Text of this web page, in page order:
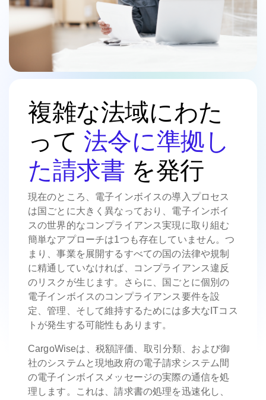
複雑な法域にわた
って 法令に準拠し
た請求書 を発行
現在のところ、電子インボイスの導入プロセス
は国ごとに大きく異なっており、電子インボイ
スの世界的なコンプライアンス実現に取り組む
簡単なアプローチは1つも存在していません。つ
まり、事業を展開するすべての国の法律や規制
に精通していなければ、コンプライアンス違反
のリスクが生じます。さらに、国ごとに個別の
電子インボイスのコンプライアンス要件を設
定、管理、そして維持するためには多大なITコス
トが発生する可能性もあります。
CargoWiseは、税額評価、取引分類、および御
社のシステムと現地政府の電子請求システム間
の電子インボイスメッセージの実際の通信を処
理します。これは、請求書の処理を迅速化し、